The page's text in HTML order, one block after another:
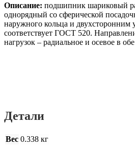
Описание: подшипник шариковый
однорядный со сферической
наружного кольца и двухсторонним
соответствует ГОСТ 520.
нагрузок – радиальное и осевое в
Детали
Вес 0.338 кг